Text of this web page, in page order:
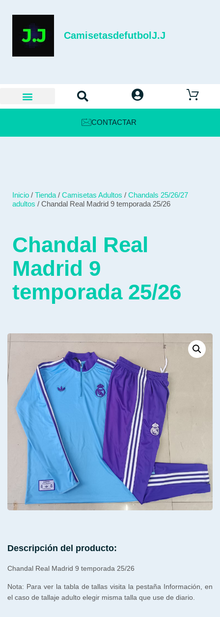
CamisetasdefutbolJ.J
CONTACTAR
Inicio / Tienda / Camisetas Adultos / Chandals 25/26/27
adultos / Chandal Real Madrid 9 temporada 25/26
Chandal Real
Madrid 9
temporada 25/26
Descripción del producto:
Chandal Real Madrid 9 temporada 25/26
Nota: Para ver la tabla de tallas visita la pestaña Información, en
el caso de tallaje adulto elegir misma talla que use de diario.